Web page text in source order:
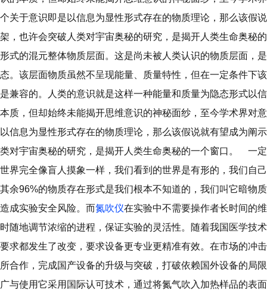
个关于意识即是以信息为显性形式存在的物质理论，那么该假
架，也许会突破人类对宇宙奥秘的研究，是揭开人类生命奥
形式的混元整体物质层面。这是尚未被人类认识的物质层面，
态。该层面物质虽然不呈现能量、质量特性，但在一定条件下
是兼容的。人类的意识就是这样一种能量和质量为隐态形式以
本质，但却始终未能揭开思维意识的神秘面纱，至今学术界对
以信息为显性形式存在的物质理论，那么该假说就有望成为阐
类对宇宙奥秘的研究，是揭开人类生命奥秘的一个窗口。 一
世界完全像盲人摸象一样，我们看到的世界是有形的，我们自
其余96%的物质存在形式是我们根本不知道的，我们叫它暗物
造成实验安全风险。而氮吹仪在实验中不需要操作者长时间的
时随地调节浓缩的进程，保证实验的灵活性。随着我国医学技
要求都发生了改变，要求设备更专业更精准有效。在市场的冲
所合作，完成国产设备的升级与突破，打破依赖国外设备的局
广与使用它采用国际认可技术，通过将氮气吹入加热样品的表